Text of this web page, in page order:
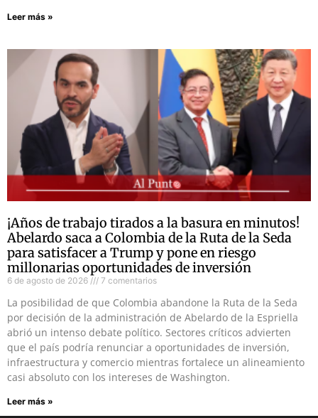
Leer más »
¡Años de trabajo tirados a la basura en minutos!
Abelardo saca a Colombia de la Ruta de la Seda
para satisfacer a Trump y pone en riesgo
millonarias oportunidades de inversión
6 de agosto de 2026 7 comentarios
La posibilidad de que Colombia abandone la Ruta de la Seda
por decisión de la administración de Abelardo de la Espriella
abrió un intenso debate político. Sectores críticos advierten
que el país podría renunciar a oportunidades de inversión,
infraestructura y comercio mientras fortalece un alineamiento
casi absoluto con los intereses de Washington.
Leer más »